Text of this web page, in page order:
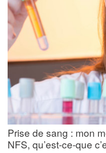
Prise de sang : mon
NFS, qu’est-ce-que